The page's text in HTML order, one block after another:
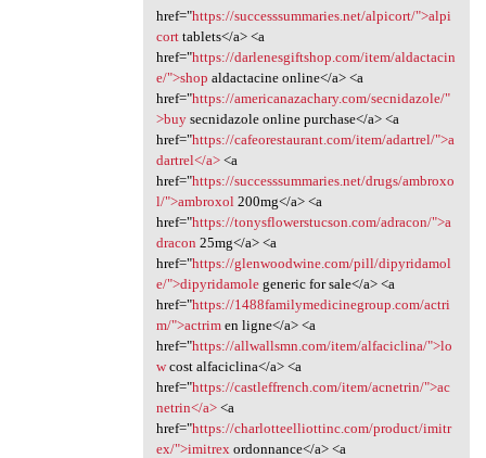
href="https://successsummaries.net/alpicort/">alpi
corttablets</a> <a
href="https://darlenesgiftshop.com/item/aldactacin
e/">shop aldactacine online</a> <a
href="https://americanazachary.com/secnidazole/"
>buysecnidazole online purchase</a> <a
href="https://cafeorestaurant.com/item/adartrel/">a
dartrel</a><a
href="https://successsummaries.net/drugs/ambroxo
l/">ambroxol 200mg</a> <a
href="https://tonysflowerstucson.com/adracon/">a
dracon 25mg</a> <a
href="https://glenwoodwine.com/pill/dipyridamol
e/">dipyridamolegeneric for sale</a> <a
href="https://1488familymedicinegroup.com/actri
m/">actrimen ligne</a> <a
href="https://allwallsmn.com/item/alfaciclina/">lo
wcost alfaciclina</a> <a
href="https://castleffrench.com/item/acnetrin/">ac
netrin</a><a
href="https://charlotteelliottinc.com/product/imitr
ex/">imitrex ordonnance</a> <a